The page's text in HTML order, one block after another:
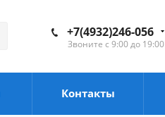
+7(4932)246-056
Звоните с 9:00 до 19:00
Контакты